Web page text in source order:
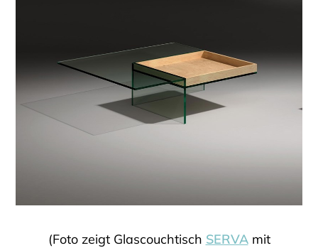
(Foto zeigt Glascouchtisch SERVAmit